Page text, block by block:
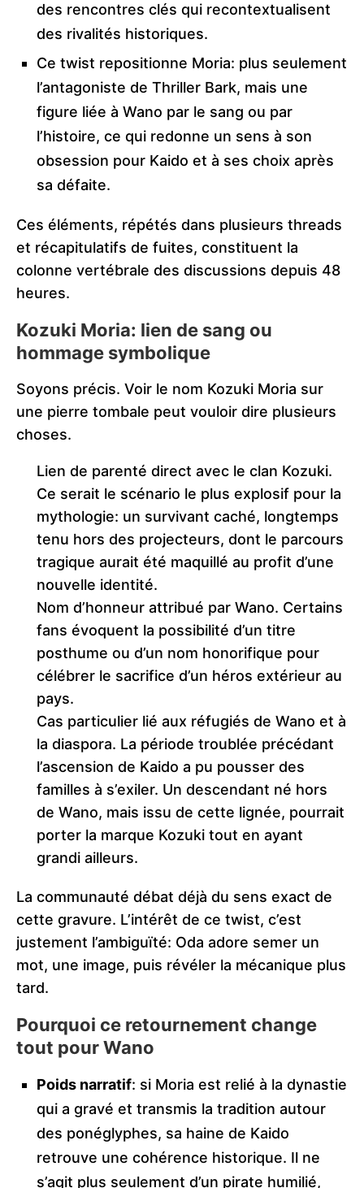
des rencontres clés qui recontextualisent
des rivalités historiques.
Ce twist repositionne Moria: plus seulement
l’antagoniste de Thriller Bark, mais une
figure liée à Wano par le sang ou par
l’histoire, ce qui redonne un sens à son
obsession pour Kaido et à ses choix après
sa défaite.
Ces éléments, répétés dans plusieurs threads
et récapitulatifs de fuites, constituent la
colonne vertébrale des discussions depuis 48
heures.
Kozuki Moria: lien de sang ou
hommage symbolique
Soyons précis. Voir le nom Kozuki Moria sur
une pierre tombale peut vouloir dire plusieurs
choses.
Lien de parenté direct avec le clan Kozuki.
Ce serait le scénario le plus explosif pour la
mythologie: un survivant caché, longtemps
tenu hors des projecteurs, dont le parcours
tragique aurait été maquillé au profit d’une
nouvelle identité.
Nom d’honneur attribué par Wano. Certains
fans évoquent la possibilité d’un titre
posthume ou d’un nom honorifique pour
célébrer le sacrifice d’un héros extérieur au
pays.
Cas particulier lié aux réfugiés de Wano et à
la diaspora. La période troublée précédant
l’ascension de Kaido a pu pousser des
familles à s’exiler. Un descendant né hors
de Wano, mais issu de cette lignée, pourrait
porter la marque Kozuki tout en ayant
grandi ailleurs.
La communauté débat déjà du sens exact de
cette gravure. L’intérêt de ce twist, c’est
justement l’ambiguïté: Oda adore semer un
mot, une image, puis révéler la mécanique plus
tard.
Pourquoi ce retournement change
tout pour Wano
Poids narratif: si Moria est relié à la dynastie
qui a gravé et transmis la tradition autour
des ponéglyphes, sa haine de Kaido
retrouve une cohérence historique. Il ne
s’agit plus seulement d’un pirate humilié,